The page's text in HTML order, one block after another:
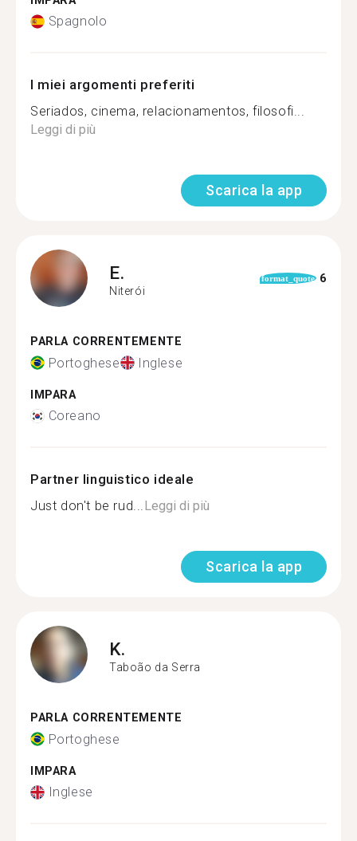
Spagnolo
I miei argomenti preferiti
Seriados, cinema, relacionamentos, filosofi...
Leggi di più
Scarica la app
E.
Niterói
format_quote 6
PARLA CORRENTEMENTE
Portoghese Inglese
IMPARA
Coreano
Partner linguistico ideale
Just don't be rud...Leggi di più
Scarica la app
K.
Taboão da Serra
PARLA CORRENTEMENTE
Portoghese
IMPARA
Inglese